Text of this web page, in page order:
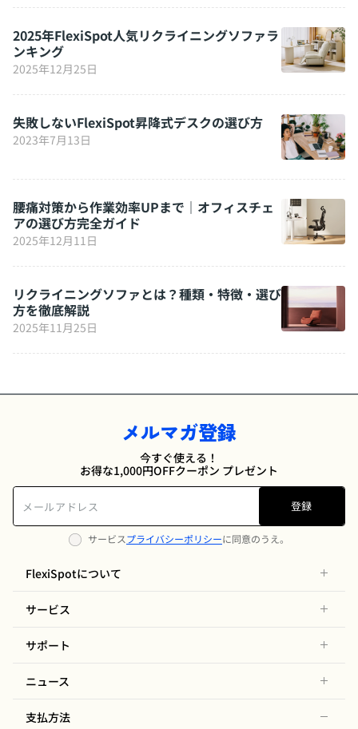
2025年FlexiSpot人気リクライニングソファラ
ンキング
2025年12月25日
失敗しないFlexiSpot昇降式デスクの選び方
2023年7月13日
腰痛対策から作業効率UPまで｜オフィスチェ
アの選び方完全ガイド
2025年12月11日
リクライニングソファとは？種類・特徴・選び
方を徹底解説
2025年11月25日
メルマガ登録
今すぐ使える！
お得な1,000円OFFクーポン プレゼント
登録
サービスプライバシーポリシーに同意のうえ。
FlexiSpotについて
サービス
サポート
ニュース
支払方法